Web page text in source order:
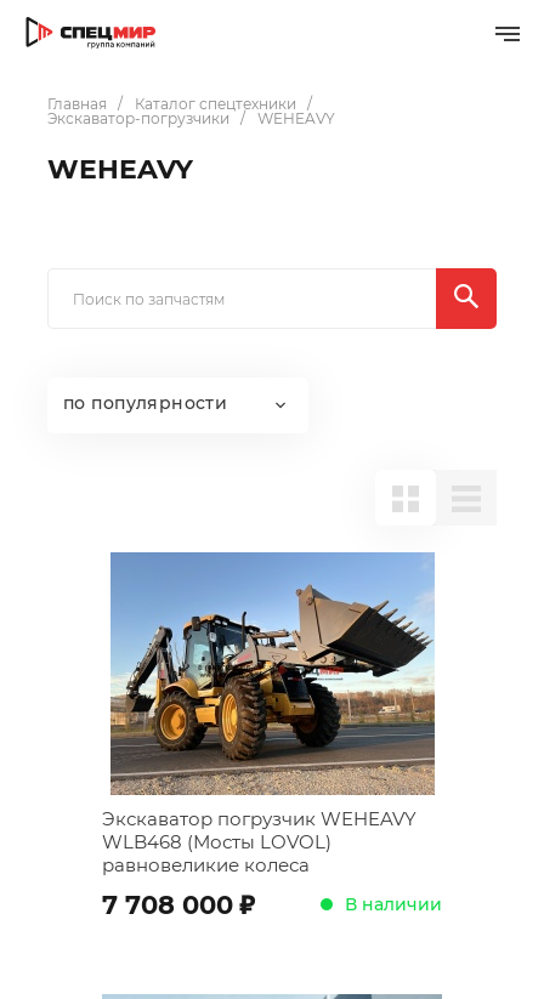
Главная
Каталог спецтехники
Экскаватор-погрузчики
WEHEAVY
WEHEAVY
по популярности
Экскаватор погрузчик WEHEAVY
WLB468 (Мосты LOVOL)
равновеликие колеса
7 708 000 ; В наличии